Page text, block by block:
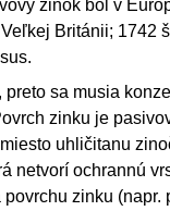
zinok bol v
Británii; 1742
sa musia
zinku je
uhličitanu
netvorí ochrannú
zinku